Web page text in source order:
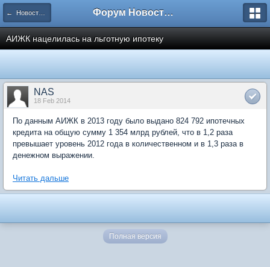
← Новости рынка недвижимости Форум Новостройки
АИЖК нацелилась на льготную ипотеку
NAS
18 Feb 2014
По данным АИЖК в 2013 году было выдано 824 792 ипотечных
кредита на общую сумму 1 354 млрд рублей, что в 1,2 раза
превышает уровень 2012 года в количественном и в 1,3 раза в
денежном выражении.
Читать дальше
Полная версия